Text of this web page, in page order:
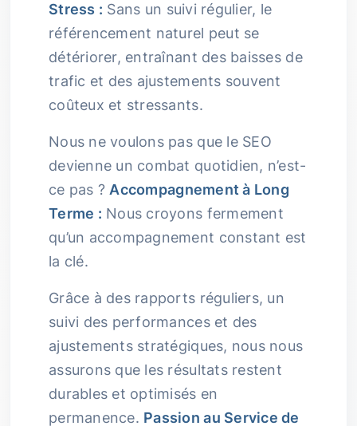
Stress : Sans un suivi régulier, le
référencement naturel peut se
détériorer, entraînant des baisses de
trafic et des ajustements souvent
coûteux et stressants.
Nous ne voulons pas que le SEO
devienne un combat quotidien, n’est-
ce pas ? Accompagnement à Long
Terme : Nous croyons fermement
qu’un accompagnement constant est
la clé.
Grâce à des rapports réguliers, un
suivi des performances et des
ajustements stratégiques, nous nous
assurons que les résultats restent
durables et optimisés en
permanence. Passion au Service de